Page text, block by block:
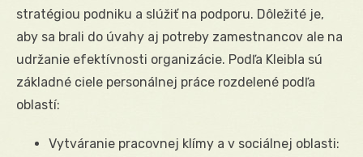
stratégiou podniku a slúžiť na podporu. Dôležité je,
aby sa brali do úvahy aj potreby zamestnancov ale na
udržanie efektívnosti organizácie. Podľa Kleibla sú
základné ciele personálnej práce rozdelené podľa
oblastí:
Vytváranie pracovnej klímy a v sociálnej oblasti: